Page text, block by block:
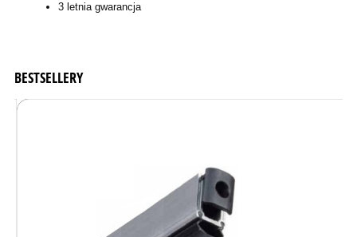
3 letnia gwarancja
BESTSELLERY